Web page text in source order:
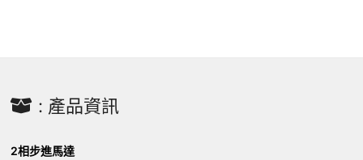
: 產品資訊
2相步進馬達